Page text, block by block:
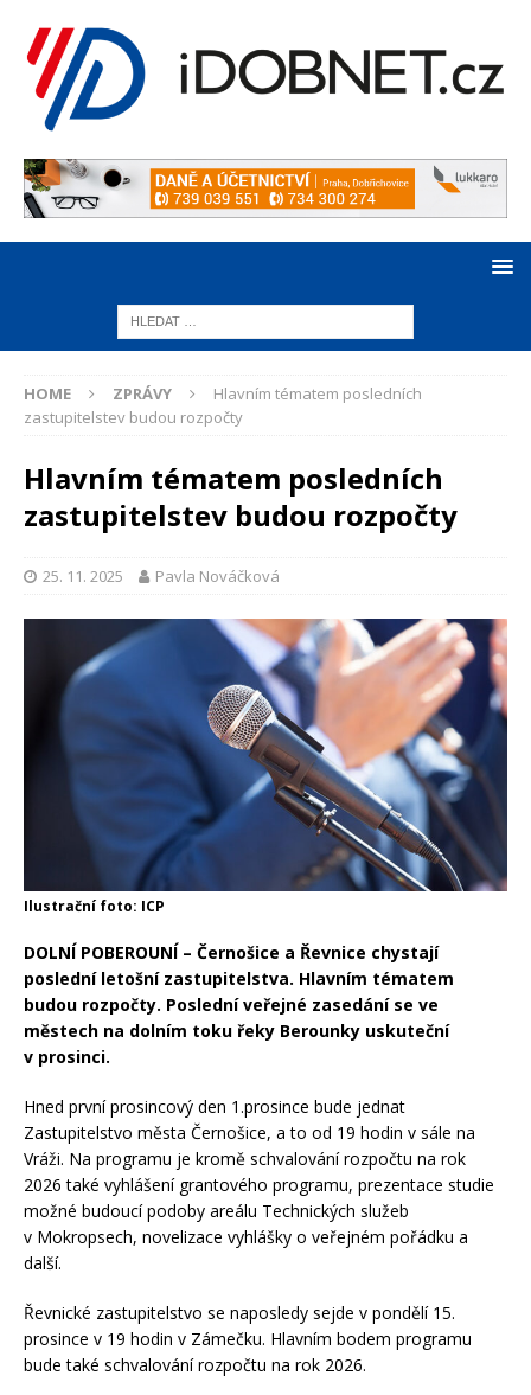
HOME ZPRÁVY
Hlavním tématem posledních
zastupitelstev budou rozpočty
Hlavním tématem posledních
zastupitelstev budou rozpočty
25. 11. 2025 Pavla Nováčková
Ilustrační foto: ICP
DOLNÍ POBEROUNÍ – Černošice a Řevnice chystají
poslední letošní zastupitelstva. Hlavním tématem
budou rozpočty. Poslední veřejné zasedání se ve
městech na dolním toku řeky Berounky uskuteční
v prosinci.
Hned první prosincový den 1.prosince bude jednat
Zastupitelstvo města Černošice, a to od 19 hodin v sále na
Vráži. Na programu je kromě schvalování rozpočtu na rok
2026 také vyhlášení grantového programu, prezentace studie
možné budoucí podoby areálu Technických služeb
v Mokropsech, novelizace vyhlášky o veřejném pořádku a
další.
Řevnické zastupitelstvo se naposledy sejde v pondělí 15.
prosince v 19 hodin v Zámečku. Hlavním bodem programu
bude také schvalování rozpočtu na rok 2026.